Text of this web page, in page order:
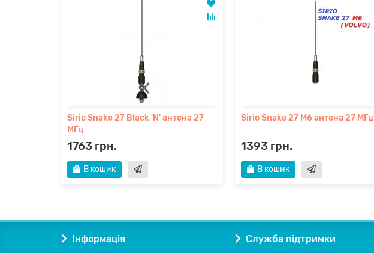
Sirio Snake 27 Black 'N' антена 27
МГц
1763 грн.
В кошик
Sirio Snake 27 M6 антена 27 МГц
1393 грн.
В кошик
Інформація Служба підтримки